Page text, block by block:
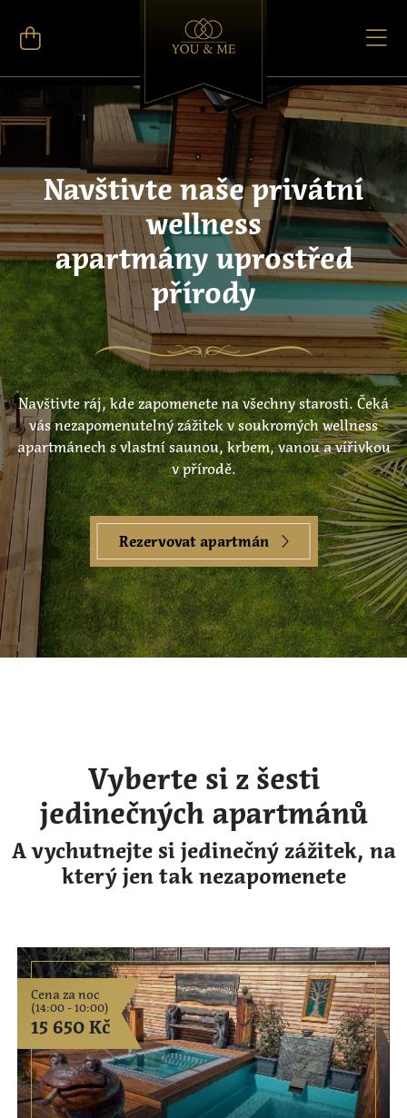
Navštivte naše privátní
wellness
apartmány uprostřed
přírody
Navštivte ráj, kde zapomenete na všechny starosti. Čeká
vás nezapomenutelný zážitek v soukromých wellness
apartmánech s vlastní saunou, krbem, vanou a vířivkou
v přírodě.
Rezervovat apartmán
Vyberte si z šesti
jedinečných apartmánů
A vychutnejte si jedinečný zážitek, na
který jen tak nezapomenete
Cena za noc
(14:00 - 10:00)
15 650 Kč